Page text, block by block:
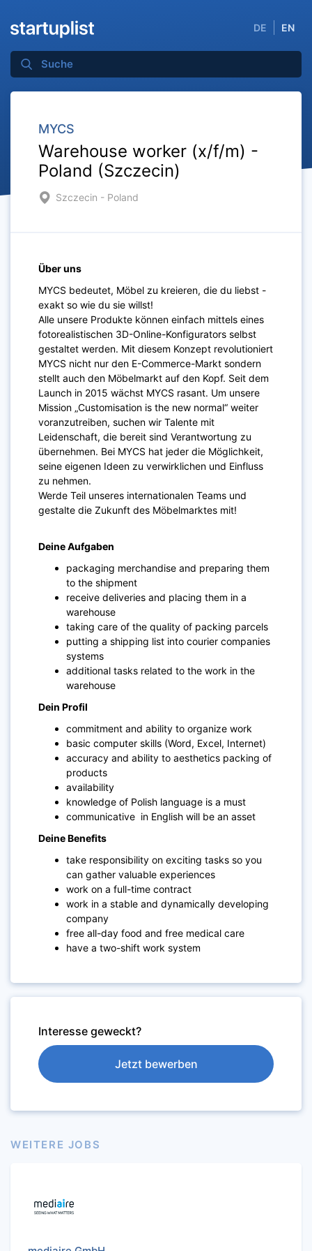
DE EN
MYCS
Warehouse worker (x/f/m) -
Poland (Szczecin)
Szczecin - Poland
Über uns
MYCS bedeutet, Möbel zu kreieren, die du liebst -
exakt so wie du sie willst!
Alle unsere Produkte können einfach mittels eines
fotorealistischen 3D-Online-Konfigurators selbst
gestaltet werden. Mit diesem Konzept revolutioniert
MYCS nicht nur den E-Commerce-Markt sondern
stellt auch den Möbelmarkt auf den Kopf. Seit dem
Launch in 2015 wächst MYCS rasant. Um unsere
Mission „Customisation is the new normal“ weiter
voranzutreiben, suchen wir Talente mit
Leidenschaft, die bereit sind Verantwortung zu
übernehmen. Bei MYCS hat jeder die Möglichkeit,
seine eigenen Ideen zu verwirklichen und Einfluss
zu nehmen.
Werde Teil unseres internationalen Teams und
gestalte die Zukunft des Möbelmarktes mit!
Deine Aufgaben
packaging merchandise and preparing them
to the shipment
receive deliveries and placing them in a
warehouse
taking care of the quality of packing parcels
putting a shipping list into courier companies
systems
additional tasks related to the work in the
warehouse
Dein Profil
commitment and ability to organize work
basic computer skills (Word, Excel, Internet)
accuracy and ability to aesthetics packing of
products
availability
knowledge of Polish language is a must
communicative in English will be an asset
Deine Benefits
take responsibility on exciting tasks so you
can gather valuable experiences
work on a full-time contract
work in a stable and dynamically developing
company
free all-day food and free medical care
have a two-shift work system
Interesse geweckt?
Jetzt bewerben
WEITERE JOBS